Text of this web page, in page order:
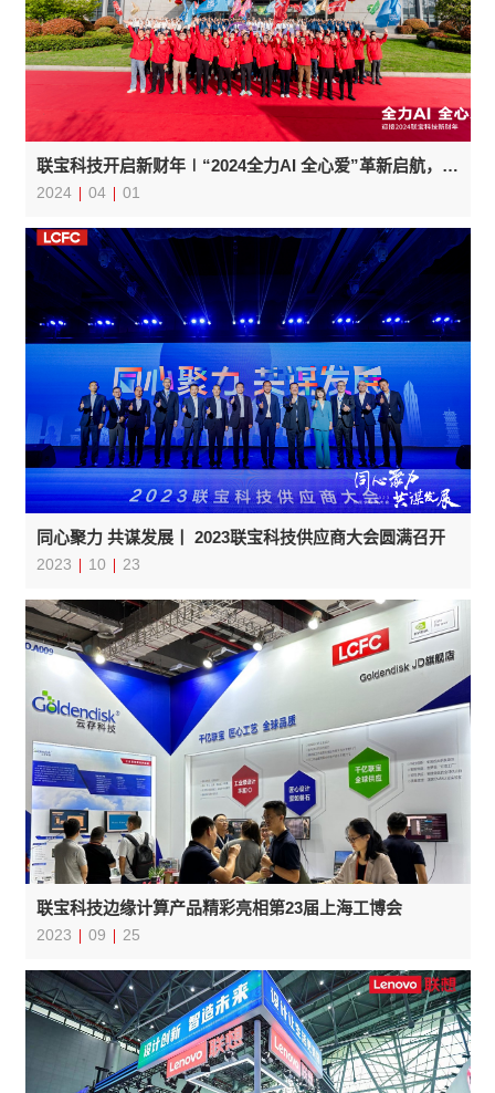
联宝科技开启新财年∣“2024全力AI 全心爱”革新启航，共赴新篇章
2024 04 01
同心聚力 共谋发展丨 2023联宝科技供应商大会圆满召开
2023 10 23
联宝科技边缘计算产品精彩亮相第23届上海工博会
2023 09 25